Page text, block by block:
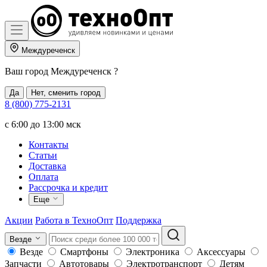
Междуреченск
Ваш город Междуреченск ?
Да Нет, сменить город
8 (800) 775-2131
c 6:00 до 13:00 мск
Контакты
Статьи
Доставка
Оплата
Рассрочка и кредит
Еще
Акции Работа в ТехноОпт Поддержка
Везде
Везде Смартфоны Электроника
Аксессуары
Запчасти
Автотовары Электротранспорт Детям